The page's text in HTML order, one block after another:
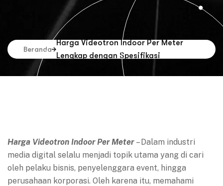
Beranda
Harga Videotron Indoor Per Meter
Lengkap dengan Spesifikasi
Harga Videotron Indoor Per Meter – Dalam industri
media digital selalu menjadi topik utama yang di cari
oleh pelaku bisnis, penyelenggara event, hingga
perusahaan korporasi. Oleh karena itu, memahami